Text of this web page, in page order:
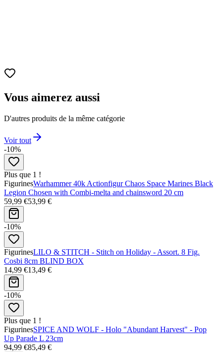
Vous aimerez aussi
D'autres produits de la même catégorie
Voir tout
-10%
Plus que 1 !
FigurinesWarhammer 40k Actionfigur Chaos Space Marines Black
Legion Chosen with Combi-melta and chainsword 20 cm
59,99 €53,99 €
-10%
FigurinesLILO & STITCH - Stitch on Holiday - Assort. 8 Fig.
Cosbi 8cm BLIND BOX
14,99 €13,49 €
-10%
Plus que 1 !
FigurinesSPICE AND WOLF - Holo "Abundant Harvest" - Pop
Up Parade L 23cm
94,99 €85,49 €